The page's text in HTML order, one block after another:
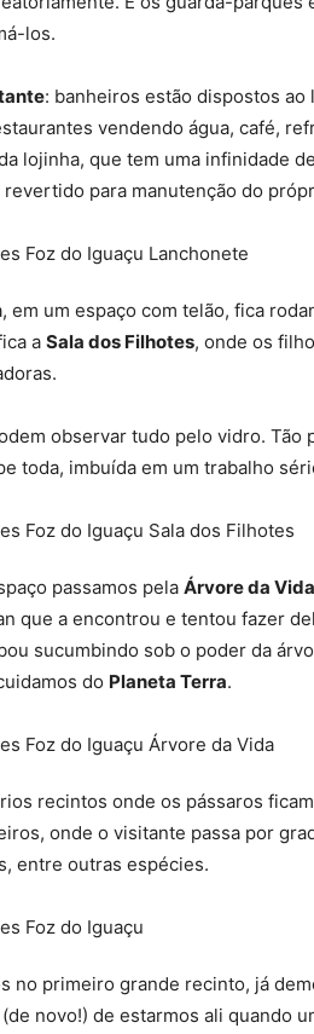
los.
: banheiros estão dispostos ao
vendendo água, café,
lojinha, que tem uma infinidade
para manutenção do
em um espaço com telão, fica
a Sala dos Filhotes, onde os
observar tudo pelo vidro. Tão
toda, imbuída em um trabalho
passamos pela Árvore da Vida
que a encontrou e tentou fazer
sucumbindo sob o poder da
do Planeta Terra.
recintos onde os pássaros
onde o visitante passa por
entre outras espécies.
no primeiro grande recinto, já
novo!) de estarmos ali quando